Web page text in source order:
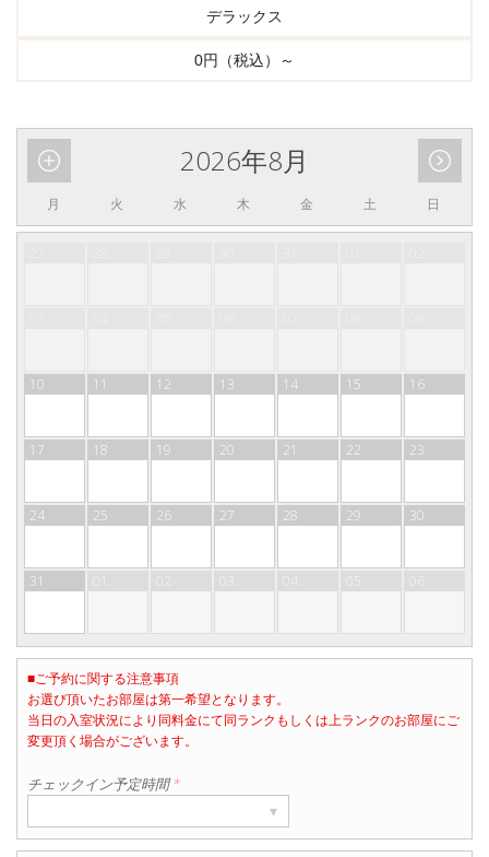
デラックス
0円（税込）～
2026年8月
月 火 水 木 金 土 日
10 11 12 13 14 15 16
17 18 19 20 21 22 23
24 25 26 27 28 29 30
31
部屋数
1
▾
■ご予約に関する注意事項
お選び頂いたお部屋は第一希望となります。
当日の入室状況により同料金にて同ランクもしくは上ランクのお部屋にご
変更頂く場合がございます。
チェックイン予定時間*
▾